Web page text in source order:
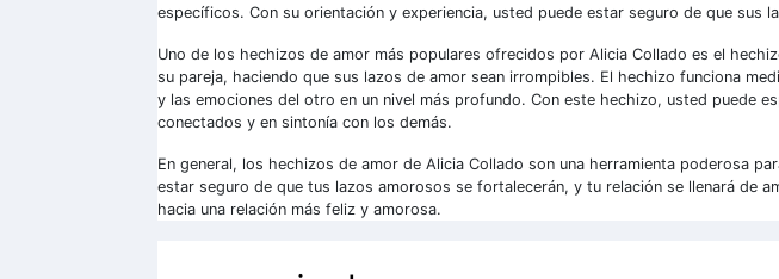
específicos. Con su orientación y experiencia, usted puede estar seguro de que sus
Uno de los hechizos de amor más populares ofrecidos por Alicia Collado es el
su pareja, haciendo que sus lazos de amor sean irrompibles. El hechizo funciona
y las emociones del otro en un nivel más profundo. Con este hechizo, usted puede
conectados y en sintonía con los demás.
En general, los hechizos de amor de Alicia Collado son una herramienta poderosa
estar seguro de que tus lazos amorosos se fortalecerán, y tu relación se llenará de
hacia una relación más feliz y amorosa.